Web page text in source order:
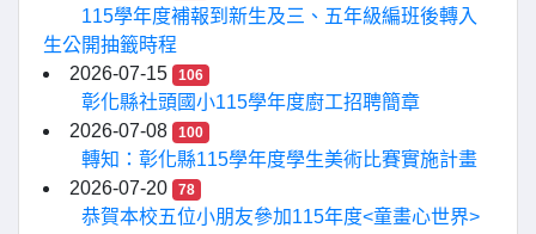
115學年度補報到新生及三、五年級編班後轉入
生公開抽籤時程
2026-07-15
106
彰化縣社頭國小115學年度廚工招聘簡章
2026-07-08
100
轉知：彰化縣115學年度學生美術比賽實施計畫
2026-07-20
78
恭賀本校五位小朋友參加115年度<童畫心世界>